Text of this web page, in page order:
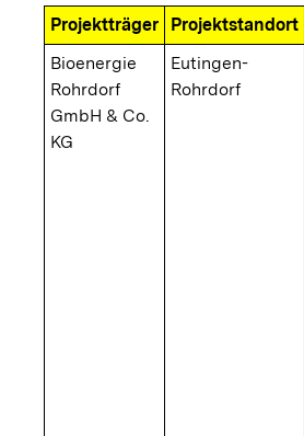
Projektträger Projektstandort
Bioenergie
Rohrdorf
GmbH & Co.
KG
Eutingen-
Rohrdorf